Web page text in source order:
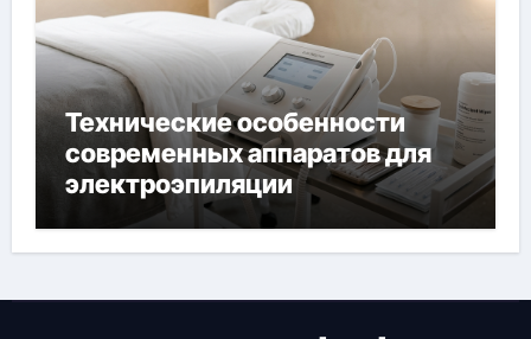
Технические особенности
современных аппаратов для
электроэпиляции